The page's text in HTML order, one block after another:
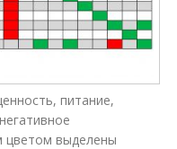
питание,
цветом выделены